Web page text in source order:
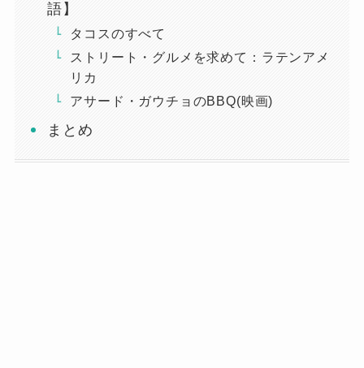
語】
タコスのすべて
ストリート・グルメを求めて：ラテンアメ
リカ
アサード・ガウチョのBBQ(映画)
まとめ